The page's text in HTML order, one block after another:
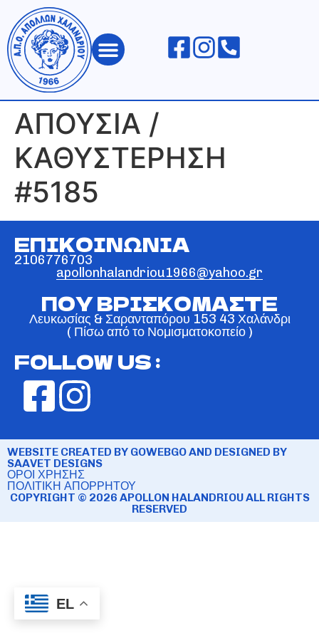
ΑΠΟΥΣΙΑ /
ΚΑΘΥΣΤΕΡΗΣΗ
#5185
ΕΠΙΚΟΙΝΩΝΙΑ
2106776703
apollonhalandriou1966@yahoo.gr
ΠΟΥ ΒΡΙΣΚΟΜΑΣΤΕ
Λευκωσίας & Σαρανταπόρου 153 43 Χαλάνδρι
( Πίσω από το Νομισματοκοπείο )
FOLLOW US :
WEBSITE CREATED BY GOWEBGO AND DESIGNED BY
SAAVET DESIGNS
ΟΡΟΙ ΧΡΗΣΗΣ
ΠΟΛΙΤΙΚΗ ΑΠΟΡΡΗΤΟΥ
COPYRIGHT © 2026 APOLLON HALANDRIOU ALL RIGHTS
RESERVED
EL